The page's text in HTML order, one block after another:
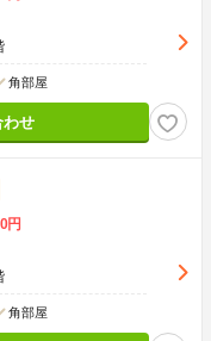
角部屋
わせ
円
角部屋